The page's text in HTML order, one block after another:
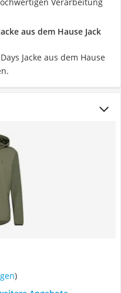
aus dem Hause Jack
Jacke aus dem Hause
)